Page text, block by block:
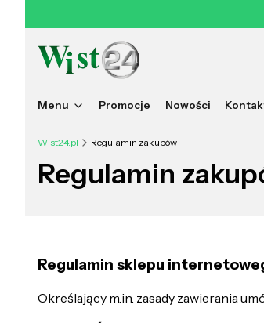
Menu Promocje Nowości
Wist24.pl Regulamin zakupów
Regulamin
Regulamin sklepu
Określający m.in. zasady zawierania